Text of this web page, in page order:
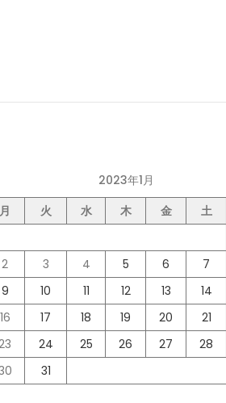
2023年1月
月
火 水 木 金 土
2
3 4 5 6 7
9
10 11 12 13 14
16
17 18 19 20 21
24 25 26 27 28
31